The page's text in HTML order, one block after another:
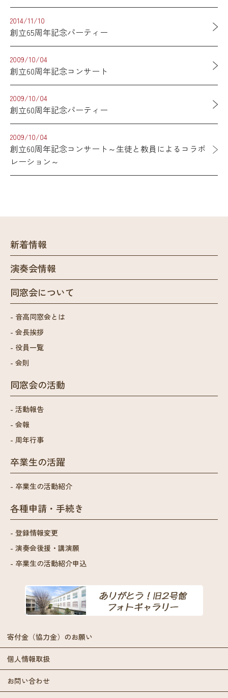
2014/11/10
創立65周年記念パーティー
2009/10/04
創立60周年記念コンサート
2009/10/04
創立60周年記念パーティー
2009/10/04
創立60周年記念コンサート～生徒と教員によるコラボ
レーション～
新着情報
演奏会情報
同窓会について
音高同窓会とは
会長挨拶
役員一覧
会則
同窓会の活動
活動報告
会報
周年行事
卒業生の活躍
卒業生の活動紹介
各種申請・手続き
登録情報変更
演奏会後援・講演願
卒業生の活動紹介申込
寄付金（協力金）のお願い
個人情報取扱
お問い合わせ